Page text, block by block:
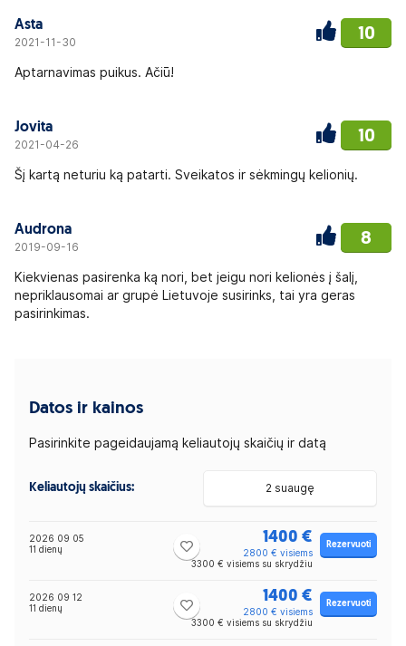
Asta
2021-11-30 10
Aptarnavimas puikus. Ačiū!
Jovita
2021-04-26 10
Šį kartą neturiu ką patarti. Sveikatos ir sėkmingų kelionių.
Audrona
2019-09-16 8
Kiekvienas pasirenka ką nori, bet jeigu nori kelionės į šalį,
nepriklausomai ar grupė Lietuvoje susirinks, tai yra geras
pasirinkimas.
Datos ir kainos
Pasirinkite pageidaujamą keliautojų skaičių ir datą
Keliautojų skaičius: 2 suaugę
2026 09 05
11 dienų
1400 €
2800 € visiems
3300 € visiems su skrydžiu
Rezervuoti
2026 09 12
11 dienų
1400 €
2800 € visiems
3300 € visiems su skrydžiu
Rezervuoti